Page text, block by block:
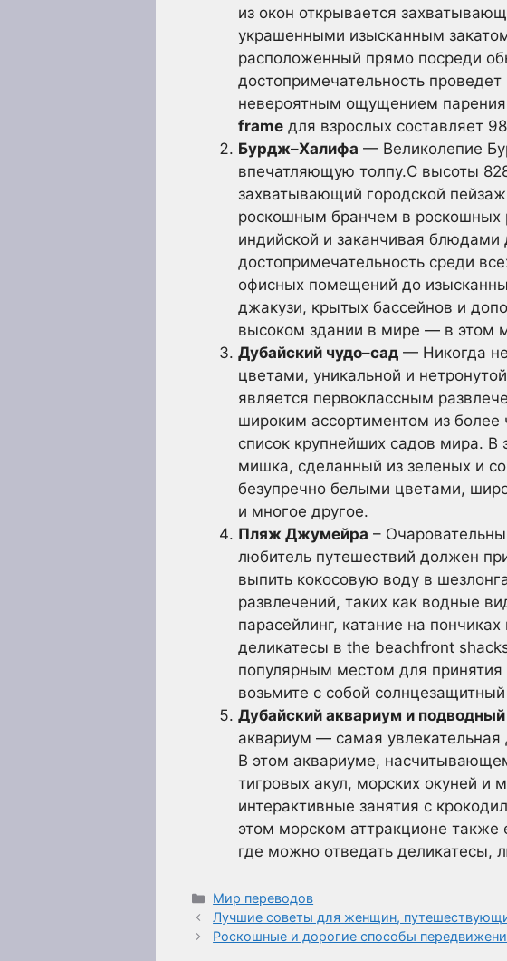
из окон открывается
украшенными изысканным
расположенный прямо посреди
достопримечательность
невероятным ощущением
frame для взрослых составляет
Бурдж–Халифа — Великолепие
впечатляющую толпу.С высоты
захватывающий городской
роскошным бранчем в роскошных
индийской и заканчивая блюдами
достопримечательность среди
офисных помещений до
джакузи, крытых бассейнов и
высоком здании в мире — в этом
Дубайский чудо–сад — Никогда
цветами, уникальной и
является первоклассным
широким ассортиментом из
список крупнейших садов мира. В
мишка, сделанный из зеленых и
безупречно белыми цветами,
и многое другое.
Пляж Джумейра –
любитель путешествий должен
выпить кокосовую воду в
развлечений, таких как водные
парасейлинг, катание на
деликатесы в the beachfront
популярным местом для
возьмите с собой
Дубайский аквариум и
аквариум — самая увлекательная
В этом аквариуме,
тигровых акул, морских окуней и
интерактивные занятия с
этом морском аттракционе также
где можно отведать деликатесы,
Рубрики
Мир переводов
Лучшие советы для женщин,
Роскошные и дорогие способы